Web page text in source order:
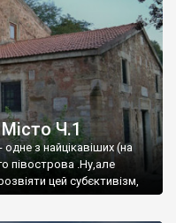
Ч.1
з найцікавіших (на
півострова .Ну,але
цей субєктивізм,